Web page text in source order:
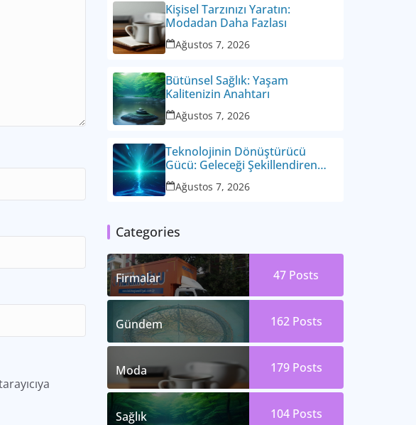
Kişisel Tarzınızı Yaratın:
Modadan Daha Fazlası
Ağustos 7, 2026
Bütünsel Sağlık: Yaşam
Kalitenizin Anahtarı
Ağustos 7, 2026
Teknolojinin Dönüştürücü
Gücü: Geleceği Şekillendiren
Yenilikler
Ağustos 7, 2026
Categories
Firmalar 47 Posts
Gündem 162 Posts
Moda 179 Posts
Sağlık 104 Posts